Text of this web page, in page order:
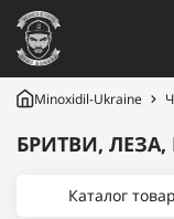
Minoxidil-Ukraine
БРИТВИ,
Каталог